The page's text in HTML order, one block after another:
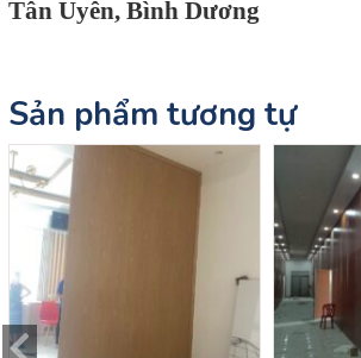
Tân Uyên, Bình Dương
Sản phẩm tương tự